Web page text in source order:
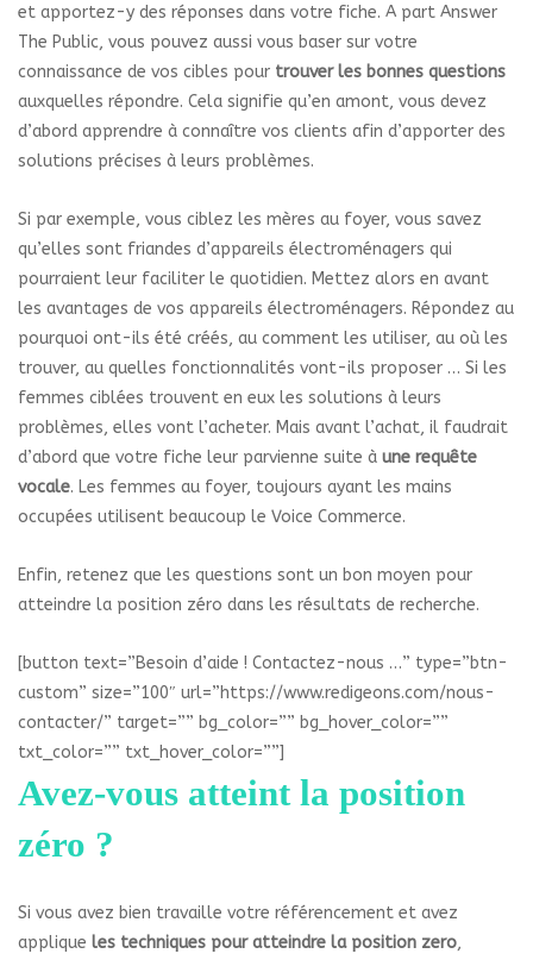
et apportez-y des réponses dans votre fiche. A part Answer
The Public, vous pouvez aussi vous baser sur votre
connaissance de vos cibles pour trouver les bonnes questions
auxquelles répondre. Cela signifie qu’en amont, vous devez
d’abord apprendre à connaître vos clients afin d’apporter des
solutions précises à leurs problèmes.
Si par exemple, vous ciblez les mères au foyer, vous savez
qu’elles sont friandes d’appareils électroménagers qui
pourraient leur faciliter le quotidien. Mettez alors en avant
les avantages de vos appareils électroménagers. Répondez au
pourquoi ont-ils été créés, au comment les utiliser, au où les
trouver, au quelles fonctionnalités vont-ils proposer … Si les
femmes ciblées trouvent en eux les solutions à leurs
problèmes, elles vont l’acheter. Mais avant l’achat, il faudrait
d’abord que votre fiche leur parvienne suite à une requête
vocale. Les femmes au foyer, toujours ayant les mains
occupées utilisent beaucoup le Voice Commerce.
Enfin, retenez que les questions sont un bon moyen pour
atteindre la position zéro dans les résultats de recherche.
[button text=”Besoin d’aide ! Contactez-nous …” type=”btn-
custom” size=”100″ url=”https://www.redigeons.com/nous-
contacter/” target=”” bg_color=”” bg_hover_color=””
txt_color=”” txt_hover_color=””]
Avez-vous atteint la position
zéro ?
Si vous avez bien travaille votre référencement et avez
applique les techniques pour atteindre la position zero,